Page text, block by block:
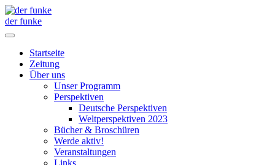
der funke
Startseite
Zeitung
Über uns
Unser Programm
Perspektiven
Deutsche Perspektiven
Weltperspektiven 2023
Bücher & Broschüren
Werde aktiv!
Veranstaltungen
Links